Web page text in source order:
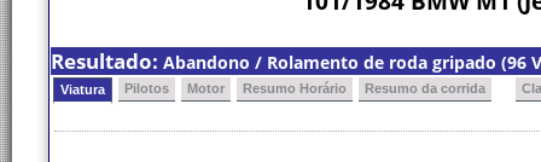
Resultado: Abandono / Rolamento de roda gripado (96
Viatura Pilotos Motor Resumo Horário Resumo da corrida